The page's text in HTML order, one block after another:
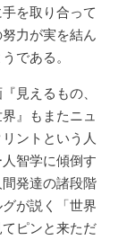
を取り合って
力が実を結ん
である。
見えるもの、
』もまたニュ
ントという人
智学に傾倒す
発達の諸段階
が説く「世界
ピンと来ただ